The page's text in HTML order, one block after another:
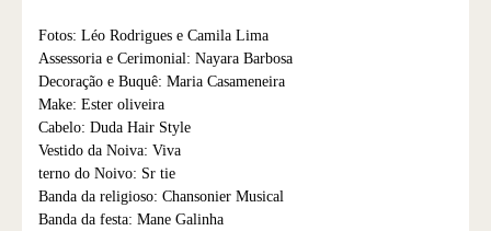
Fotos: Léo Rodrigues e Camila Lima
Assessoria e Cerimonial: Nayara Barbosa
Decoração e Buquê: Maria Casameneira
Make: Ester oliveira
Cabelo: Duda Hair Style
Vestido da Noiva: Viva
terno do Noivo: Sr tie
Banda da religioso: Chansonier Musical
Banda da festa: Mane Galinha